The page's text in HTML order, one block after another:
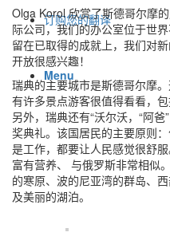
订购您的翻译
Menu
Olga Korol 欣赏了斯德哥尔摩
际公司，我们的办公室位于世
留在已取得的成就上，我们对
开放很感兴趣！
瑞典的主要城市是斯德哥尔摩
有许多景点游客很值得看看，
另外，瑞典还有“沃尔沃，“阿
奖典礼。该国居民的主要原则
是工作，都要让人民感觉很舒
富有营养、 与俄罗斯非常相似
的寒原、波的尼亚湾的群岛、
及美丽的湖泊。